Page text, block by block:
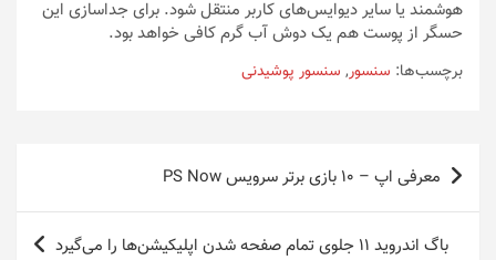
هوشمند یا سایر دیوایس‌های کاربر منتقل شود. برای جداسازی این
حسگر از پوست هم یک دوش آب گرم کافی خواهد بود.
برچسب‌ها: سنسور, سنسور پوشیدنی
راهبری
نوشته
معرفی اپ – ۱۰ بازی برتر سرویس PS Now
باگ اندروید ۱۱ جلوی تمام صفحه شدن اپلیکیشن‌ها را می‌گیرد